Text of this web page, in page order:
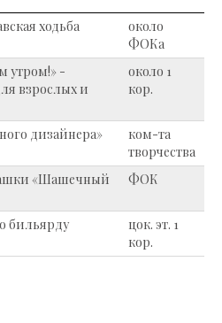
ходьба
около
ФОКа
утром!» -
взрослых и
около 1
кор.
дизайнера»
ком-та
творчества
«Шашечный
ФОК
бильярду
цок. эт. 1
кор.